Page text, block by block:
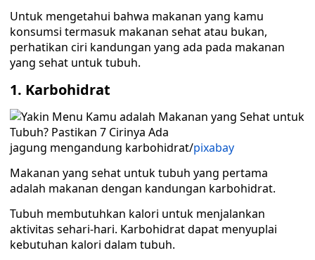
Untuk mengetahui bahwa makanan yang kamu
konsumsi termasuk makanan sehat atau bukan,
perhatikan ciri kandungan yang ada pada makanan
yang sehat untuk tubuh.
1. Karbohidrat
jagung mengandung karbohidrat/pixabay
Makanan yang sehat untuk tubuh yang pertama
adalah makanan dengan kandungan karbohidrat.
Tubuh membutuhkan kalori untuk menjalankan
aktivitas sehari-hari. Karbohidrat dapat menyuplai
kebutuhan kalori dalam tubuh.